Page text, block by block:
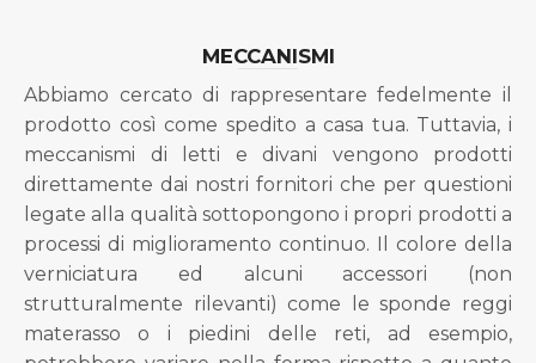
MECCANISMI
Abbiamo cercato di rappresentare fedelmente il
prodotto così come spedito a casa tua. Tuttavia, i
meccanismi di letti e divani vengono prodotti
direttamente dai nostri fornitori che per questioni
legate alla qualità sottopongono i propri prodotti a
processi di miglioramento continuo. Il colore della
verniciatura ed alcuni accessori (non
strutturalmente rilevanti) come le sponde reggi
materasso o i piedini delle reti, ad esempio,